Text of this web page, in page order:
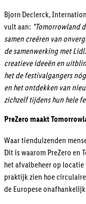
Bjorn Declerck,
vult aan: "Tomorrowland
samen creëren van
de samenwerking met
creatieve ideeën en
het de festivalgangers
en het ontdekken van
zichzelf tijdens hun hele
PreZero maakt
Waar tienduizenden
Dit is waarom PreZero en
het afvalbeheer op
praktijk zien hoe
de Europese